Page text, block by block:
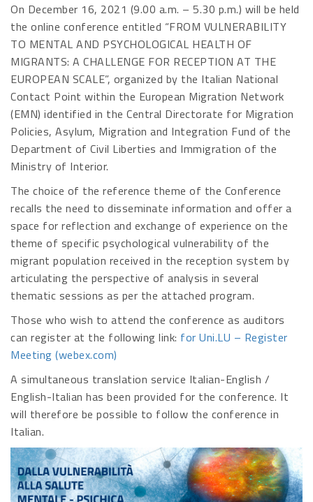
On December 16, 2021 (9.00 a.m. – 5.30 p.m.) will be held
the online conference entitled “FROM VULNERABILITY
TO MENTAL AND PSYCHOLOGICAL HEALTH OF
MIGRANTS: A CHALLENGE FOR RECEPTION AT THE
EUROPEAN SCALE”, organized by the Italian National
Contact Point within the European Migration Network
(EMN) identified in the Central Directorate for Migration
Policies, Asylum, Migration and Integration Fund of the
Department of Civil Liberties and Immigration of the
Ministry of Interior.
The choice of the reference theme of the Conference
recalls the need to disseminate information and offer a
space for reflection and exchange of experience on the
theme of specific psychological vulnerability of the
migrant population received in the reception system by
articulating the perspective of analysis in several
thematic sessions as per the attached program.
Those who wish to attend the conference as auditors
can register at the following link: for Uni.LU – Register
Meeting (webex.com)
A simultaneous translation service Italian-English /
English-Italian has been provided for the conference. It
will therefore be possible to follow the conference in
Italian.